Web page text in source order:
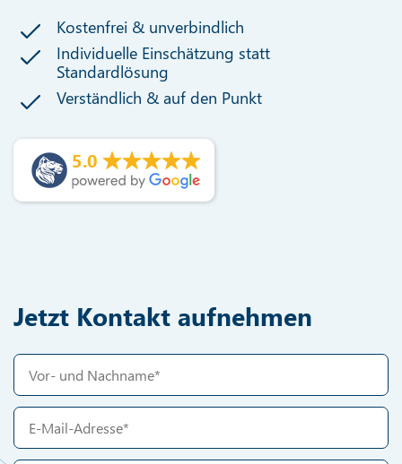
Kostenfrei & unverbindlich
Individuelle Einschätzung statt
Standardlösung
Verständlich & auf den Punkt
5.0
Jetzt Kontakt aufnehmen